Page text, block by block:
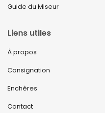
Guide du Miseur
Liens utiles
À propos
Consignation
Enchères
Contact